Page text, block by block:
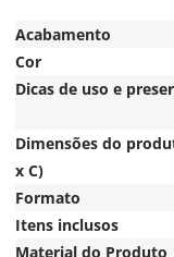
Acabamento
Cor
Dicas de uso e
Dimensões do
x C)
Formato
Itens inclusos
Material do Produto